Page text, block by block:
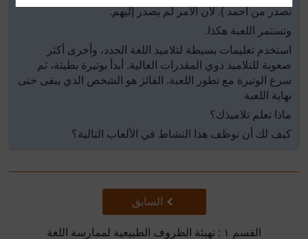
تصدر من أحمد ). لآن الأمر لم يصدر إليهم.
وتستمر اللعبة هكذا.
استخدم تعليمات بسيطة لتلاميذ اللغة الجدد، وأخرى أكثر
صعوبة للتلاميذ ذوي المقدرات العالية. أبدأ بوتيرة بطيئة، ثم
سرع الوتيرة مع تطور اللعبة. الفائز هو الشخص الذي يبقى حتى
نهاية اللعبة
ماذا تعلم تلاميذك؟
كيف لك أن توظف هذا النشاط في الألعاب التالية؟
سابقالسابق
القسم ١ : تهيئة الظروف الطبيعية لممارسة اللغة